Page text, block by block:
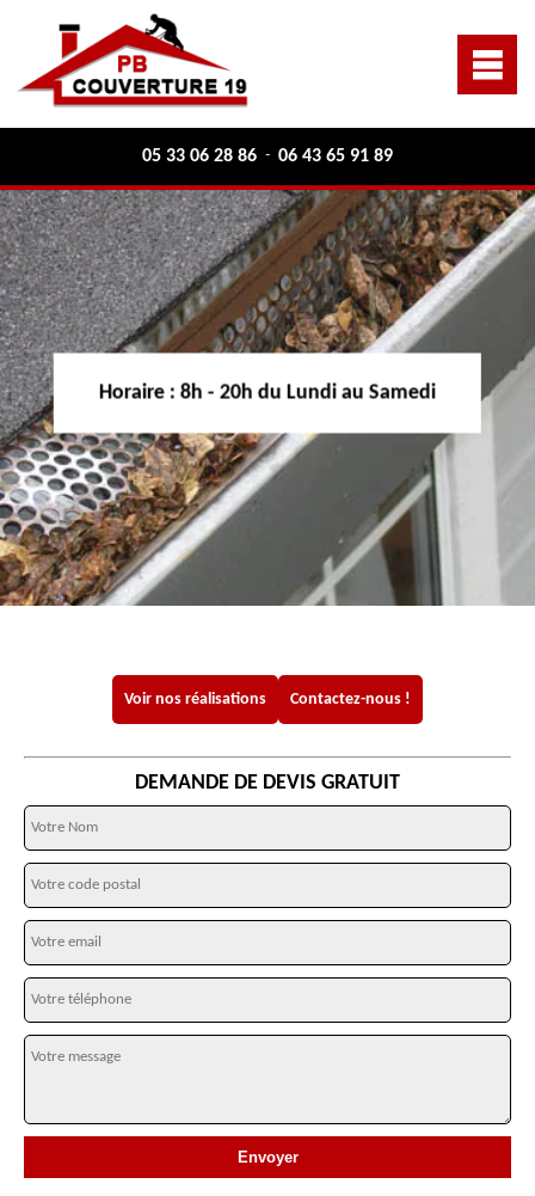
05 33 06 28 86 - 06 43 65 91 89
Horaire : 8h - 20h du Lundi au Samedi
Voir nos réalisations Contactez-nous !
DEMANDE DE DEVIS GRATUIT